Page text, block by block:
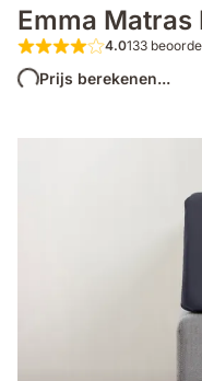
Emma Matras
4.0133
Prijs berekenen...